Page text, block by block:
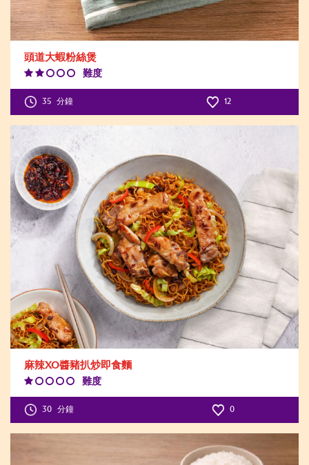
頭道大蝦粉絲煲
難度
Level:2
35 分鐘 12
麻辣XO醬豬扒炒即食麵
難度
Level:1
30 分鐘 0